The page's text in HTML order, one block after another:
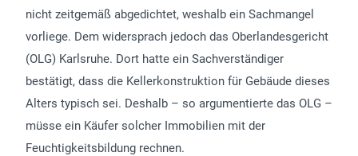
nicht zeitgemäß abgedichtet, weshalb ein Sachmangel
vorliege. Dem widersprach jedoch das Oberlandesgericht
(OLG) Karlsruhe. Dort hatte ein Sachverständiger
bestätigt, dass die Kellerkonstruktion für Gebäude dieses
Alters typisch sei. Deshalb – so argumentierte das OLG –
müsse ein Käufer solcher Immobilien mit der
Feuchtigkeitsbildung rechnen.